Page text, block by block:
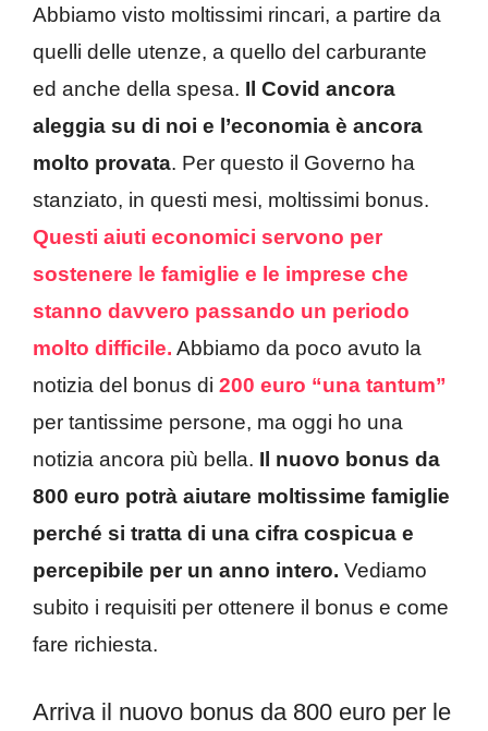
Abbiamo visto moltissimi rincari, a partire da
quelli delle utenze, a quello del carburante
ed anche della spesa. Il Covid ancora
aleggia su di noi e l’economia è ancora
molto provata. Per questo il Governo ha
stanziato, in questi mesi, moltissimi bonus.
Questi aiuti economici servono per
sostenere le famiglie e le imprese che
stanno davvero passando un periodo
molto difficile. Abbiamo da poco avuto la
notizia del bonus di 200 euro “una tantum”
per tantissime persone, ma oggi ho una
notizia ancora più bella. Il nuovo bonus da
800 euro potrà aiutare moltissime famiglie
perché si tratta di una cifra cospicua e
percepibile per un anno intero. Vediamo
subito i requisiti per ottenere il bonus e come
fare richiesta.
Arriva il nuovo bonus da 800 euro per le